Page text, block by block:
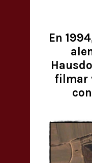
En
filmar